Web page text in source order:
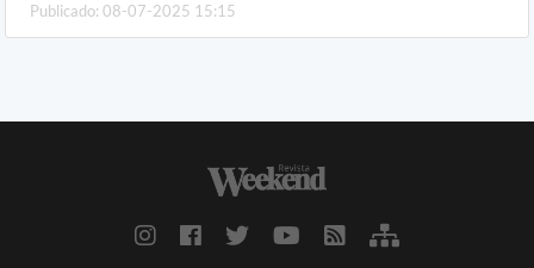
Publicado: 08-07-2025 15:15